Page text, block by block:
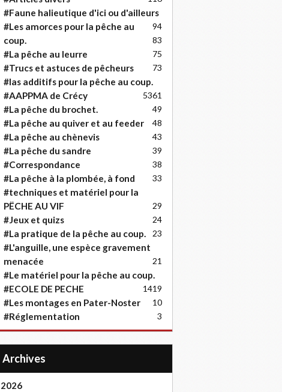
#Faune halieutique d'ici ou d'ailleurs
94
#Les amorces pour la pêche au
coup.
83
#La pêche au leurre 75
#Trucs et astuces de pêcheurs 73
#las additifs pour la pêche au coup.
61
#AAPPMA de Crécy 53
#La pêche du brochet. 49
#La pêche au quiver et au feeder 48
#La pêche au chènevis 43
#La pêche du sandre 39
#Correspondance 38
#La pêche à la plombée, à fond 33
#techniques et matériel pour la
PËCHE AU VIF
29
#Jeux et quizs 24
#La pratique de la pêche au coup. 23
#L'anguille, une espèce gravement
menacée
21
#Le matériel pour la pêche au coup.
19
#ECOLE DE PECHE 14
#Les montages en Pater-Noster 10
#Réglementation 3
Archives
2026